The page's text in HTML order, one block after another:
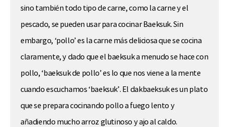
sino también todo tipo de carne, como la carne y el
pescado, se pueden usar para cocinar Baeksuk. Sin
embargo, ‘pollo’ es la carne más deliciosa que se cocina
claramente, y dado que el baeksuk a menudo se hace con
pollo, ‘baeksuk de pollo’ es lo que nos viene a la mente
cuando escuchamos ‘baeksuk’. El dakbaeksuk es un plato
que se prepara cocinando pollo a fuego lento y
añadiendo mucho arroz glutinoso y ajo al caldo.